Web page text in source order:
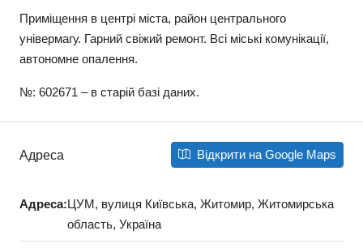
Приміщення в центрі міста, район центрального
універмагу. Гарний свіжий ремонт. Всі міські комунікації,
автономне опалення.
№: 602671 – в старій базі даних.
Адреса Відкрити на Google Maps
Адреса:ЦУМ, вулиця Київська, Житомир, Житомирська
область, Україна